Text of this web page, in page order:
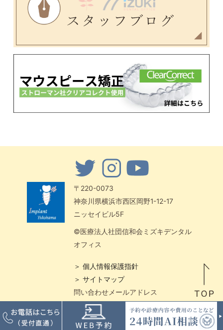
〒220-0073
神奈川県横浜市西区岡野1-12-17
ニッセイビル5F
©医療法人社団信和会ミズキデンタル
オフィス
＞ 個人情報保護指針
＞ サイトマップ
問い合わせメールアドレス
center-office@shika-implant.jp